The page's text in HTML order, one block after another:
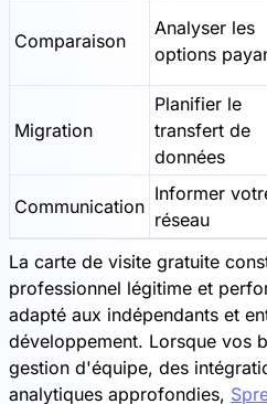
Comparaison
Analyser les
options
Migration
Planifier le
transfert de
données
Communication
Informer
réseau
La carte de visite gratuite
professionnel légitime et
adapté aux indépendants et
développement. Lorsque vos
gestion d'équipe, des
analytiques approfondies,